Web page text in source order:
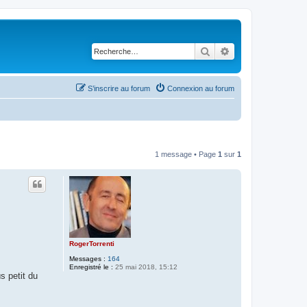
Rechercher
Connexion au forum
S’inscrire au forum
1 message • Page 1 sur 1
RogerTorrenti
Messages : 164
Enregistré le : 25 mai 2018, 15:12
petit du